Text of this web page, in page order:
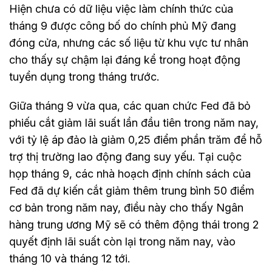
Hiện chưa có dữ liệu việc làm chính thức của
tháng 9 được công bố do chính phủ Mỹ đang
đóng cửa, nhưng các số liệu từ khu vực tư nhân
cho thấy sự chậm lại đáng kể trong hoạt động
tuyển dụng trong tháng trước.
Giữa tháng 9 vừa qua, các quan chức Fed đã bỏ
phiếu cắt giảm lãi suất lần đầu tiên trong năm nay,
với tỷ lệ áp đảo là giảm 0,25 điểm phần trăm để hỗ
trợ thị trường lao động đang suy yếu. Tại cuộc
họp tháng 9, các nhà hoạch định chính sách của
Fed đã dự kiến cắt giảm thêm trung bình 50 điểm
cơ bản trong năm nay, điều này cho thấy Ngân
hàng trung ương Mỹ sẽ có thêm động thái trong 2
quyết định lãi suất còn lại trong năm nay, vào
tháng 10 và tháng 12 tới.